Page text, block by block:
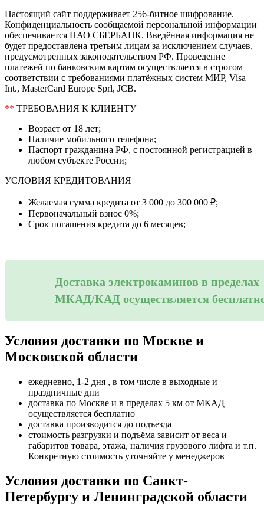
Настоящий сайт поддерживает 256-битное шифрование.
Конфиденциальность сообщаемой персональной информации
обеспечивается ПАО СБЕРБАНК. Введённая информация не
будет предоставлена третьим лицам за исключением случаев,
предусмотренных законодательством РФ. Проведение
платежей по банковским картам осуществляется в строгом
соответствии с требованиями платёжных систем МИР, Visa
Int., MasterCard Europe Sprl, JCB.
** ТРЕБОВАНИЯ К КЛИЕНТУ
Возраст от 18 лет;
Наличие мобильного телефона;
Паспорт гражданина РФ, с постоянной регистрацией в
любом субъекте России;
УСЛОВИЯ КРЕДИТОВАНИЯ
Желаемая сумма кредита от 3 000 до 300 000 ₽;
Первоначальный взнос 0%;
Срок погашения кредита до 6 месяцев;
Доставка электрокаминов в пределах
МКАД/КАД осуществляется
Условия доставки по Москве и
Московской области
ежедневно, 1-2 дня , в том числе в выходные и
праздничные дни
доставка по Москве и в пределах 5 км от МКАД
осуществляется бесплатно
доставка производится до подъезда
стоимость разгрузки и подъёма зависит от веса и
габаритов товара, этажа, наличия грузового лифта и т.п.
Конкретную стоимость уточняйте у менеджеров
Условия доставки по Санкт-
Петербургу и Ленинградской области